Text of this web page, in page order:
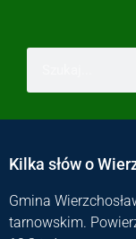
Kilka słów o
Gmina
tarnowskim.